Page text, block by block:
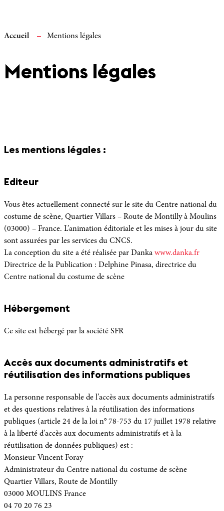
Accueil Mentions légales
Mentions légales
Les mentions légales :
Editeur
Vous êtes actuellement connecté sur le site du Centre national du
costume de scène, Quartier Villars – Route de Montilly à Moulins
(03000) – France. L’animation éditoriale et les mises à jour du site
sont assurées par les services du CNCS.
La conception du site a été réalisée par Danka www.danka.fr
Directrice de la Publication : Delphine Pinasa, directrice du
Centre national du costume de scène
Hébergement
Ce site est hébergé par la société SFR
Accès aux documents administratifs et
réutilisation des informations publiques
La personne responsable de l’accès aux documents administratifs
et des questions relatives à la réutilisation des informations
publiques (article 24 de la loi n° 78-753 du 17 juillet 1978 relative
à la liberté d’accès aux documents administratifs et à la
réutilisation de données publiques) est :
Monsieur Vincent Foray
Administrateur du Centre national du costume de scène
Quartier Villars, Route de Montilly
03000 MOULINS France
04 70 20 76 23